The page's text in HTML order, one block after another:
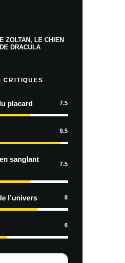
ZOLTAN, LE CHIEN
DRACULA
CRITIQUES
placard 7.5
9.5
sanglant
7.5
l’univers 8
6